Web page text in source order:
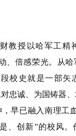
教授以哈军工精
、倍感荣光。从
校史就是一部矢
忠诚、为国铸器
早已融入南理工
、创新”的校风。